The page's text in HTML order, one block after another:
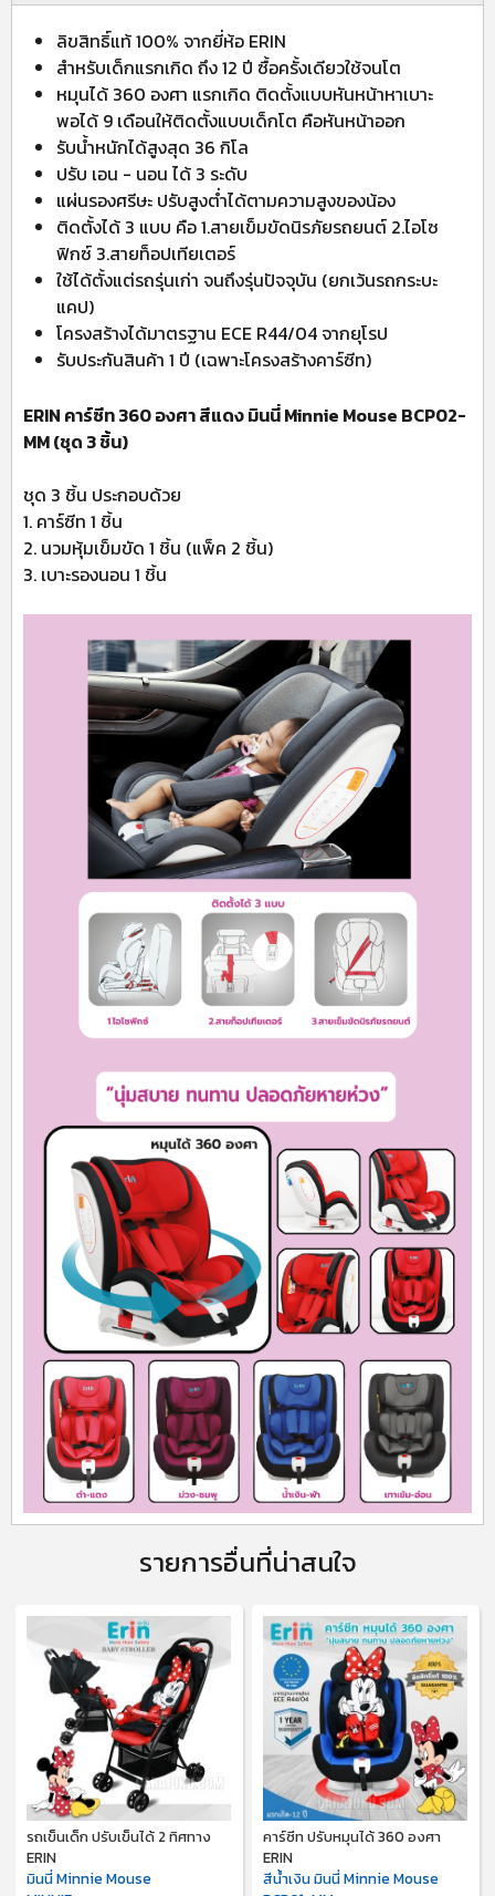
ลิขสิทธิ์แท้ 100% จากยี่ห้อ ERIN
สำหรับเด็กแรกเกิด ถึง 12 ปี ซื้อครั้งเดียวใช้จนโต
หมุนได้ 360 องศา แรกเกิด ติดตั้งแบบหันหน้าหาเบาะ
พอได้ 9 เดือนให้ติดตั้งแบบเด็กโต คือหันหน้าออก
รับน้ำหนักได้สูงสุด 36 กิโล
ปรับ เอน - นอน ได้ 3 ระดับ
แผ่นรองศรีษะ ปรับสูงต่ำได้ตามความสูงของน้อง
ติดตั้งได้ 3 แบบ คือ 1.สายเข็มขัดนิรภัยรถยนต์ 2.ไอโซ
ฟิกซ์ 3.สายท็อปเทียเตอร์
ใช้ได้ตั้งแต่รถรุ่นเก่า จนถึงรุ่นปัจจุบัน (ยกเว้นรถกระบะ
แคป)
โครงสร้างได้มาตรฐาน ECE R44/04 จากยุโรป
รับประกันสินค้า 1 ปี (เฉพาะโครงสร้างคาร์ซีท)
ERIN คาร์ซีท 360 องศา สีแดง มินนี่ Minnie Mouse BCP02-
MM (ชุด 3 ชิ้น)
ชุด 3 ชิ้น ประกอบด้วย
1. คาร์ซีท 1 ชิ้น
2. นวมหุ้มเข็มขัด 1 ชิ้น (แพ็ค 2 ชิ้น)
3. เบาะรองนอน 1 ชิ้น
รายการอื่นที่น่าสนใจ
รถเข็นเด็ก ปรับเข็นได้ 2 ทิศทาง
ERIN
มินนี่ Minnie Mouse
คาร์ซีท ปรับหมุนได้ 360 องศา
ERIN
สีน้ำเงิน มินนี่ Minnie Mouse